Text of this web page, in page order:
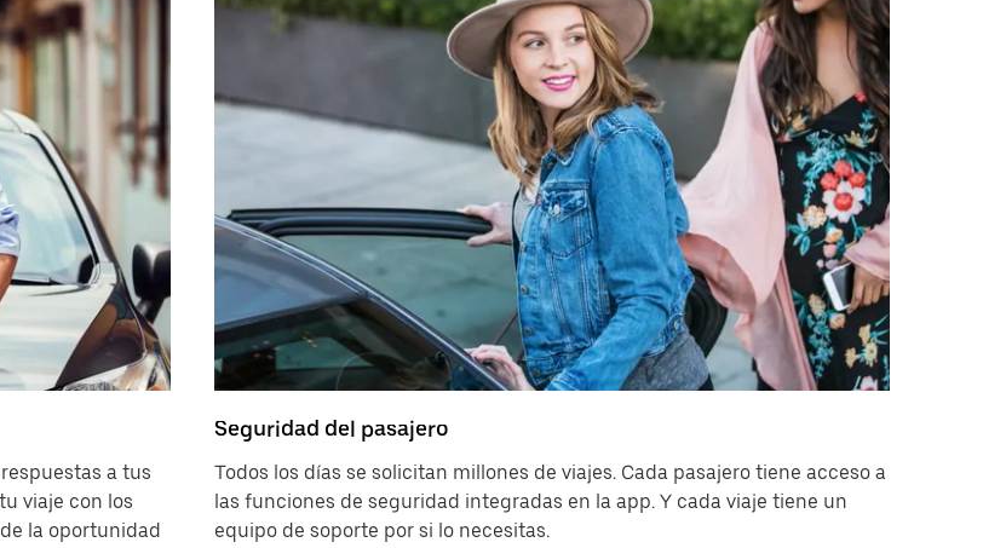
a tus
viaje con los
la oportunidad
Seguridad del pasajero
Todos los días se solicitan millones de viajes. Cada pasajero tiene acceso a
las funciones de seguridad integradas en la app. Y cada viaje tiene un
equipo de soporte por si lo necesitas.